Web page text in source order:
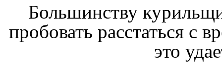
Большинству
пробовать расстаться с
это